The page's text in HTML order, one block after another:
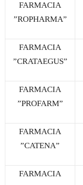
FARMACIA
”ROPHARMA”
FARMACIA
”CRATAEGUS”
FARMACIA
”PROFARM”
FARMACIA
”CATENA”
FARMACIA